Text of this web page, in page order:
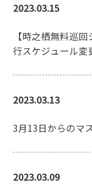
2023.03.15
【時之栖無料巡
行スケジュール変
2023.03.13
3月13日からのマ
2023.03.09